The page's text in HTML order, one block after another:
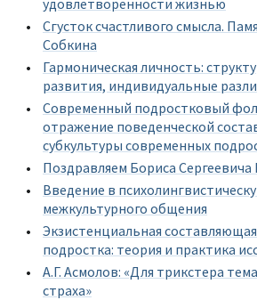
удовлетворенности жизнью
Сгусток счастливого смысла.
Собкина
Гармоническая личность:
развития, индивидуальные
Современный подростковый
отражение поведенческой
субкультуры современных
Поздравляем Бориса Сергеевича
Введение в
межкультурного общения
Экзистенциальная
подростка: теория и практика
А.Г. Асмолов: «Для трикстера
страха»